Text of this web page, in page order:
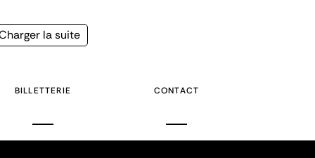
la suite
BILLETTERIE CONTACT